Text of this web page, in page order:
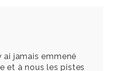
ai jamais emmené
et à nous les pistes